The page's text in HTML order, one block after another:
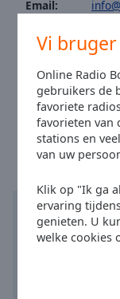
Vi
Online Radio
gebruikers de
favoriete
favorieten van
stations en
van uw
Klik op "Ik ga
ervaring
genieten. U
welke cookies
Done
dialog
window.
Email:
Twitter:
@538
Instagram:
Youtube:
Tijd in Amsterdam